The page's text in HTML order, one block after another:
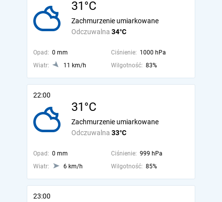
31°C
Odczuwalna 34°C
Zachmurzenie umiarkowane
Opad: 0 mm Ciśnienie: 1000 hPa
Wiatr:
11 km/h Wilgotność: 83%
22:00
31°C
Odczuwalna 33°C
Zachmurzenie umiarkowane
Opad: 0 mm Ciśnienie: 999 hPa
Wiatr:
6 km/h Wilgotność: 85%
23:00